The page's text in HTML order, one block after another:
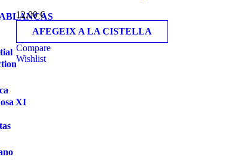
12,00€
AFEGEIX A LA CISTELLA
Compare
Wishlist